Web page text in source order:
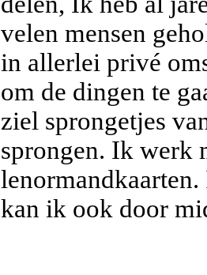
velen mensen
in allerlei privé
om de dingen te
ziel sprongetjes
sprongen. Ik werk
kan ik ook door